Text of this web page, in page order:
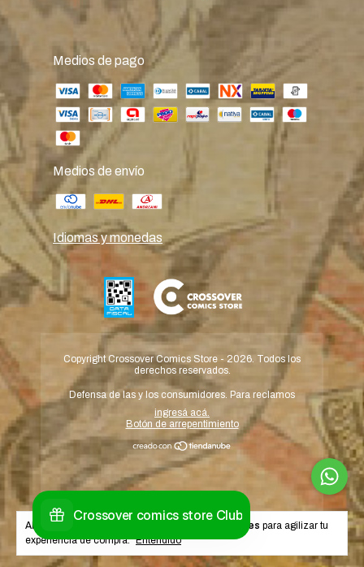
Al navegar por este sitio aceptás el uso de cookies para agilizar tu
experiencia de compra. Entendido
Medios de pago
Medios de envío
Idiomas y monedas
Copyright Crossover Comics Store - 2026. Todos los
derechos reservados.
Defensa de las y los consumidores. Para reclamos
ingresá acá.
Botón de arrepentimiento